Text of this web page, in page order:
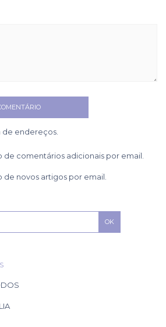
de endereços.
de comentários adicionais por email.
novos artigos por email.
OK